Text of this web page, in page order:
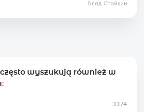
Влад Стойкин
wyszukują również w
:
3374